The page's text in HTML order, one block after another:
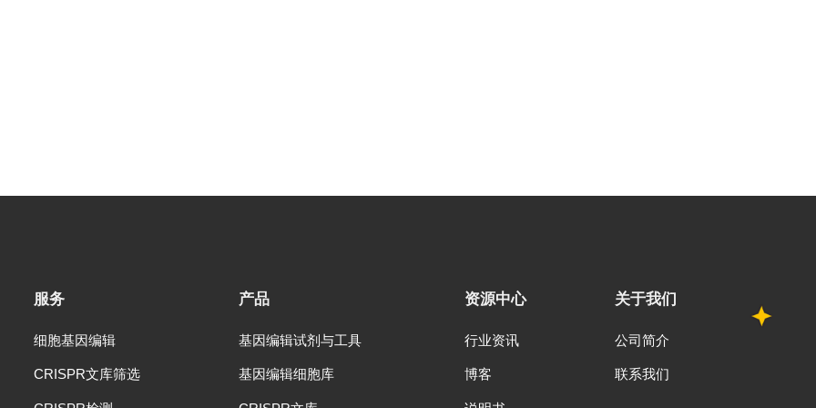
服务
细胞基因编辑
CRISPR文库筛选
产品
基因编辑试剂与工具
基因编辑细胞库
资源中心
行业资讯
博客
关于我们
公司简介
联系我们